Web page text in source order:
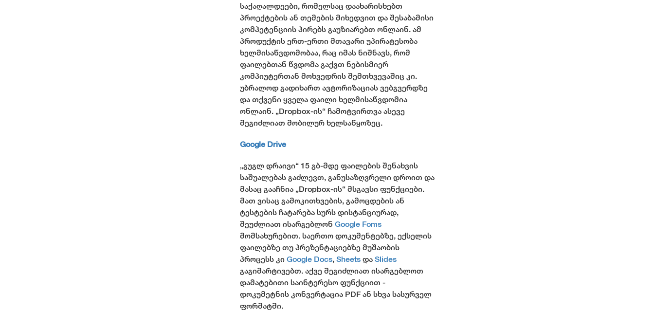
საქაღალდეები, რომელსაც დაახარისხებთ
პროექტების ან თემების მიხედვით და შესაბამისი
კომპეტენციის პირებს გაუზიარებთ ონლაინ. ამ
პროდუქტის ერთ-ერთი მთავარი უპირატესობა
ხელმისაწვდომობაა, რაც იმას ნიშნავს, რომ
ფაილებთან წვდომა გაქვთ ნებისმიერ
კომპიუტერთან მოხვედრის შემთხვევაშიც კი.
უბრალოდ გადიხართ ავტორიზაციას ვებგვერდზე
და თქვენი ყველა ფაილი ხელმისაწვდომია
ონლაინ. „Dropbox-ის“ ჩამოტვირთვა ასევე
შეგიძლიათ მობილურ ხელსაწყოზეც.
Google Drive
„გუგლ დრაივი“ 15 გბ-მდე ფაილების შენახვის
საშუალებას გაძლევთ, განუსაზღვრელი დროით და
მასაც გააჩნია „Dropbox-ის“ მსგავსი ფუნქციები.
მათ ვისაც გამოკითხვების, გამოცდების ან
ტესტების ჩატარება სურს დისტანციურად,
შეუძლიათ ისარგებლონ Google Foms
მომსახურებით. საერთო დოკუმენტებზე, ექსელის
ფაილებზე თუ პრეზენტაციებზე მუშაობის
პროცესს კი Google Docs, Sheetsდა Slides
გაგიმარტივებთ. აქვე შეგიძლიათ ისარგებლოთ
დამატებითი საინტერესო ფუნქციით -
დოკუმეტნის კონვერტაცია PDF ან სხვა სასურველ
ფორმატში.